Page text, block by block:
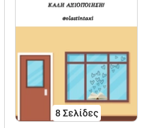
8Σελίδες